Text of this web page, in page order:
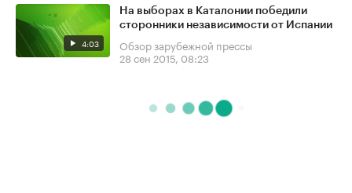
4:03
На выборах в Каталонии победили
сторонники независимости от Испании
Обзор зарубежной прессы
28 сен 2015, 08:23